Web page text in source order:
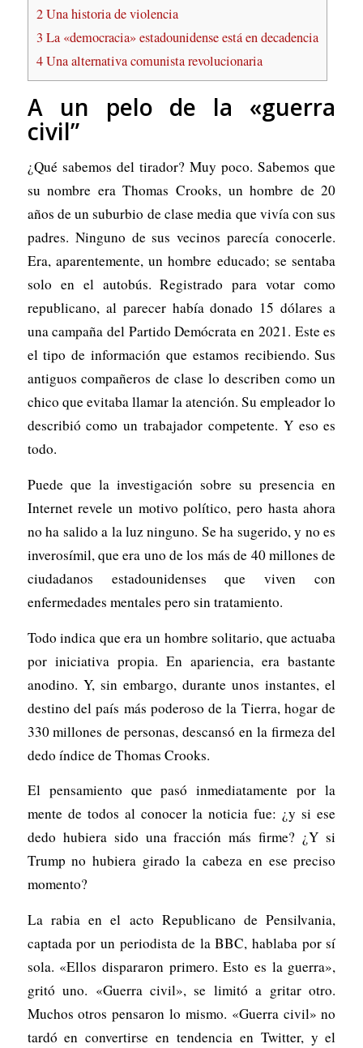
2Una historia de violencia
3 La «democracia» estadounidense está en decadencia
4Una alternativa comunista revolucionaria
A un pelo de la «guerra
civil”
¿Qué sabemos del tirador? Muy poco. Sabemos que
su nombre era Thomas Crooks, un hombre de 20
años de un suburbio de clase media que vivía con sus
padres. Ninguno de sus vecinos parecía conocerle.
Era, aparentemente, un hombre educado; se sentaba
solo en el autobús. Registrado para votar como
republicano, al parecer había donado 15 dólares a
una campaña del Partido Demócrata en 2021. Este es
el tipo de información que estamos recibiendo. Sus
antiguos compañeros de clase lo describen como un
chico que evitaba llamar la atención. Su empleador lo
describió como un trabajador competente. Y eso es
todo.
Puede que la investigación sobre su presencia en
Internet revele un motivo político, pero hasta ahora
no ha salido a la luz ninguno. Se ha sugerido, y no es
inverosímil, que era uno de los más de 40 millones de
ciudadanos estadounidenses que viven con
enfermedades mentales pero sin tratamiento.
Todo indica que era un hombre solitario, que actuaba
por iniciativa propia. En apariencia, era bastante
anodino. Y, sin embargo, durante unos instantes, el
destino del país más poderoso de la Tierra, hogar de
330 millones de personas, descansó en la firmeza del
dedo índice de Thomas Crooks.
El pensamiento que pasó inmediatamente por la
mente de todos al conocer la noticia fue: ¿y si ese
dedo hubiera sido una fracción más firme? ¿Y si
Trump no hubiera girado la cabeza en ese preciso
momento?
La rabia en el acto Republicano de Pensilvania,
captada por un periodista de la BBC, hablaba por sí
sola. «Ellos dispararon primero. Esto es la guerra»,
gritó uno. «Guerra civil», se limitó a gritar otro.
Muchos otros pensaron lo mismo. «Guerra civil» no
tardó en convertirse en tendencia en Twitter, y el